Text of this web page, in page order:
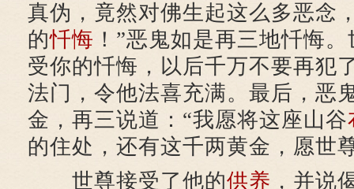
真伪，竟然对佛生起这么多恶念
的忏悔 ！”恶鬼如是再三地忏悔
受你的忏悔，以后千万不要再犯
法门，令他法喜充满。最后，恶
金，再三说道：“我愿将这座山谷
的住处，还有这千两黄金，愿世
世尊接受了他的供养 ，并说